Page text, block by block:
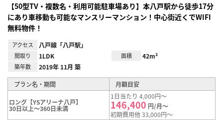
【50型TV・複数名・利用可能駐車場あり】本八戸駅から徒歩17分
にあり車移動も可能なマンスリーマンション！中心街近くでWIFI
無料物件！
アクセス 八戸線「八戸駅」
間取り 1LDK 面積 42m²
築年数 2019年 11月 築
プラン名・期間 月額目安
ロング【YSアリーナ八戸】
30日以上～360日未満
1日当たり 4,000円～
146,400 円/月～
初期費用他 33,000円～